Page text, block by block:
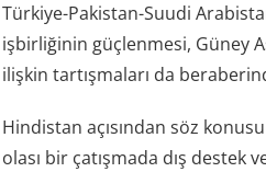
Türkiye-Pakistan-Suudi
işbirliğinin güçlenmesi, Güney
ilişkin tartışmaları da
Hindistan açısından söz
olası bir çatışmada dış destek